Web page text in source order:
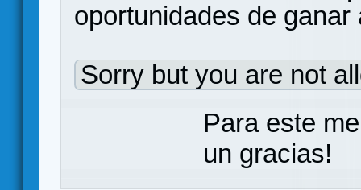
oportunidades de ganar
Sorry but you are not
Para este
un gracias!